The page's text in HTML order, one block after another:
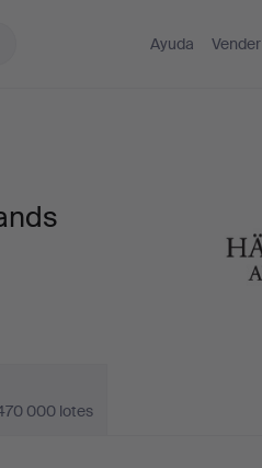
Ayuda Vender
000 lotes